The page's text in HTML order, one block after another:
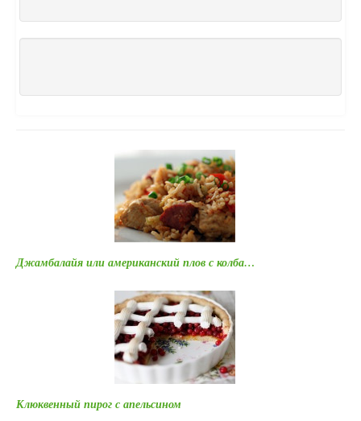
Джамбалайя или американский плов с колба…
Клюквенный пирог с апельсином